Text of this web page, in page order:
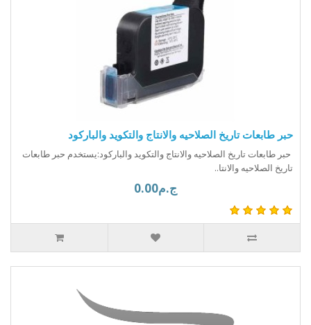
حبر طابعات تاريخ الصلاحيه والانتاج والتكويد والباركود
حبر طابعات تاريخ الصلاحيه والانتاج والتكويد والباركود:يستخدم حبر طابعات
تاريخ الصلاحيه والانتا..
ج.م0.00